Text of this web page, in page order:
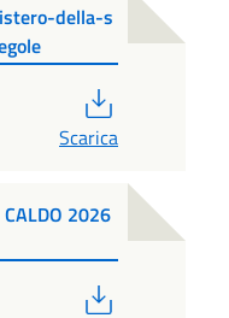
della-s
Scarica
CALDO 2026